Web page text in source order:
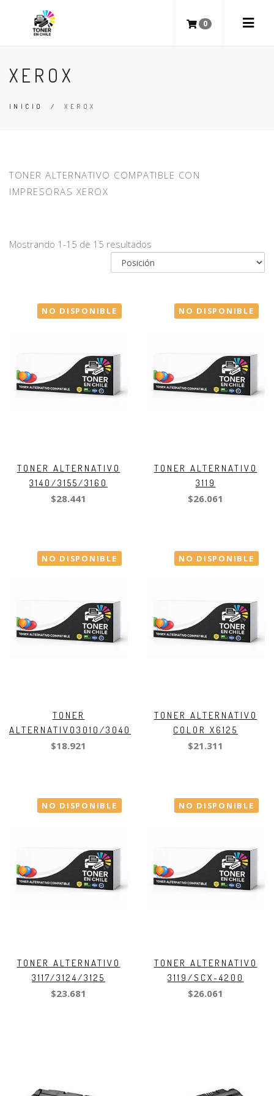
0
XEROX
INICIO /XEROX
TONER ALTERNATIVO COMPATIBLE CON
IMPRESORAS XEROX
Mostrando 1-15 de 15 resultados
NO DISPONIBLE
TONER ALTERNATIVO
3140/3155/3160
$28.441
NO DISPONIBLE
TONER ALTERNATIVO
3119
$26.061
NO DISPONIBLE
TONER
ALTERNATIVO3010/3040
$18.921
NO DISPONIBLE
TONER ALTERNATIVO
COLOR X6125
$21.311
NO DISPONIBLE
TONER ALTERNATIVO
3117/3124/3125
$23.681
NO DISPONIBLE
TONER ALTERNATIVO
3119/SCX-4200
$26.061